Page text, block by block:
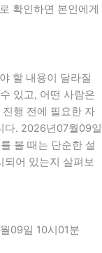
확인하면 본인에게
할 내용이 달라질
있고, 어떤 사람은
행 전에 필요한 자
다. 2026년07월09일
볼 때는 단순한 설
되어 있는지 살펴보
09일 10시01분